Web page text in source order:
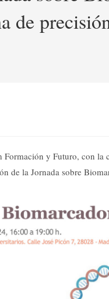
de
y Futuro, con la
de la Jornada sobre